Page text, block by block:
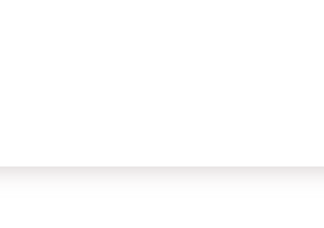
و تسکین هیجان الدم و تسکین السری و
و لبسه اربعین یوما علی الهر و یقوی
… منها قال هرمس اذا انزل المریخ